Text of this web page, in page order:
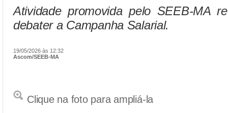
Atividade promovida pelo SEEB-MA
debater a Campanha Salarial.
19/05/2026 às 12:32
Ascom/SEEB-MA
Clique na foto para ampliá-la